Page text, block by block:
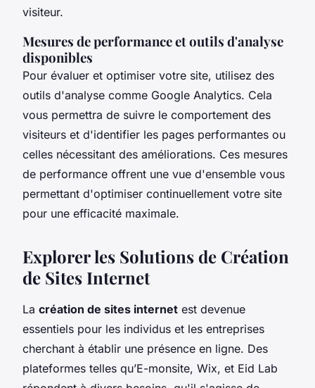
visiteur.
Mesures de performance et outils d'analyse
disponibles
Pour évaluer et optimiser votre site, utilisez des
outils d'analyse comme Google Analytics. Cela
vous permettra de suivre le comportement des
visiteurs et d'identifier les pages performantes ou
celles nécessitant des améliorations. Ces mesures
de performance offrent une vue d'ensemble vous
permettant d'optimiser continuellement votre site
pour une efficacité maximale.
Explorer les Solutions de Création
de Sites Internet
La création de sites internet est devenue
essentiels pour les individus et les entreprises
cherchant à établir une présence en ligne. Des
plateformes telles qu’E-monsite, Wix, et Eid Lab